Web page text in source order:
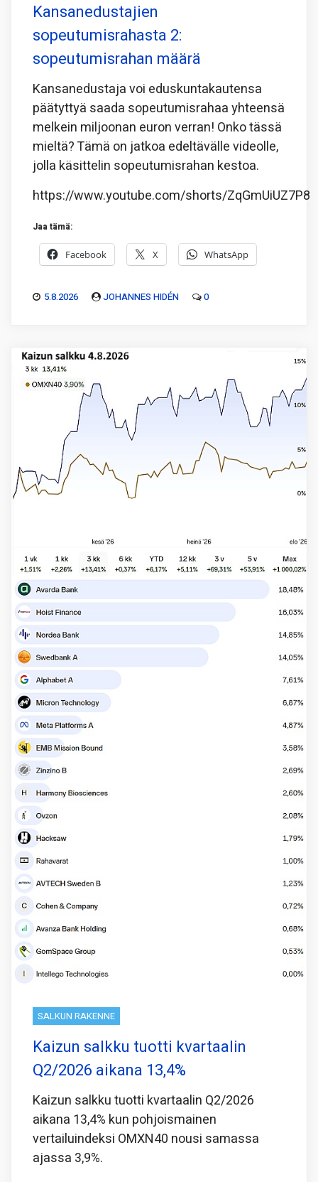
Kansanedustajien
sopeutumisrahasta 2:
sopeutumisrahan määrä
Kansanedustaja voi eduskuntakautensa
päätyttyä saada sopeutumisrahaa yhteensä
melkein miljoonan euron verran! Onko tässä
mieltä? Tämä on jatkoa edeltävälle videolle,
jolla käsittelin sopeutumisrahan kestoa.
https://www.youtube.com/shorts/ZqGmUiUZ7P8
Jaa tämä:
Facebook X WhatsApp
5.8.2026 JOHANNES HIDÉN 0
SALKUN RAKENNE
Kaizun salkku tuotti kvartaalin
Q2/2026 aikana 13,4%
Kaizun salkku tuotti kvartaalin Q2/2026
aikana 13,4% kun pohjoismainen
vertailuindeksi OMXN40 nousi samassa
ajassa 3,9%.